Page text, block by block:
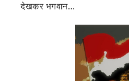
देखकर भगवान...